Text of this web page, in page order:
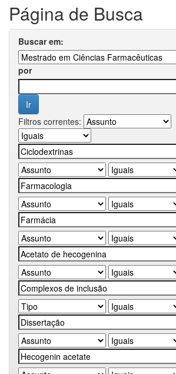
Página de Busca
Buscar em:
por
Filtros correntes: